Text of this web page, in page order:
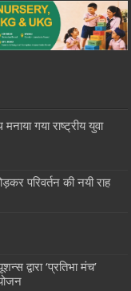
गया राष्ट्रीय युवा
परिवर्तन की नयी राह
द्वारा ‘प्रतिभा मंच’